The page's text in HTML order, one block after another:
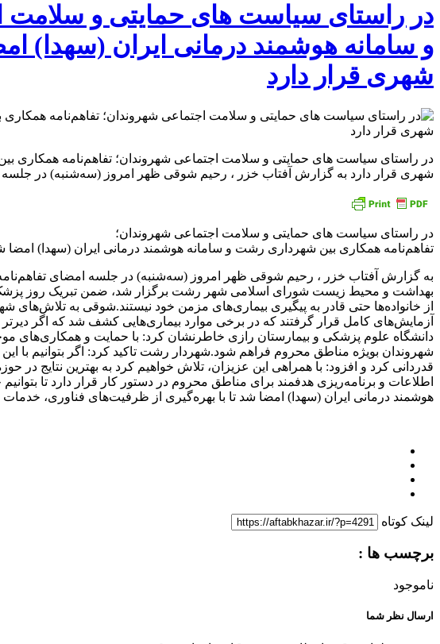
در راستای سیاست های حمایتی و سلامت
و سامانه هوشمند درمانی ایران
شهری قرار دارد
در راستای سیاست های حمایتی و سلامت اجتماعی شهروندان؛ تفاهم‌نامه همکاری
شهری قرار دارد به گزارش آفتاب خزر ، رحیم شوقی ظهر امروز (سه‌شنبه) در
در راستای سیاست های حمایتی و سلامت اجتماعی شهروندان؛
تفاهم‌نامه همکاری بین شهرداری رشت و سامانه هوشمند درمانی ایران (سهدا)
به گزارش آفتاب خزر ، رحیم شوقی ظهر امروز (سه‌شنبه) در جلسه امضای
بهداشت و محیط زیست شورای اسلامی شهر رشت برگزار شد، ضمن تبریک روز پزشک
از خانواده‌ها حتی قادر به پیگیری بیماری‌های مزمن خود نیستند.شوقی به
آزمایش‌های کامل قرار گرفتند که در برخی موارد بیماری‌هایی کشف شد که اگر
دانشگاه علوم پزشکی و بیمارستان رازی خاطرنشان کرد: با حمایت و همکاری‌های
شهروندان بویژه مناطق محروم فراهم شود.شهردار رشت تاکید کرد: اگر بتوانیم با
قدردانی کرد و افزود: با همراهی این عزیزان، تلاش خواهیم کرد به بهترین نتایج
اطلاعات و برنامه‌ریزی هدفمند برای مناطق محروم در دستور کار قرار دارد تا
هوشمند درمانی ایران (سهدا) امضا شد تا با بهره‌گیری از ظرفیت‌های فناوری،
لینک کوتاه
برچسب ها :
ناموجود
ارسال نظر شما